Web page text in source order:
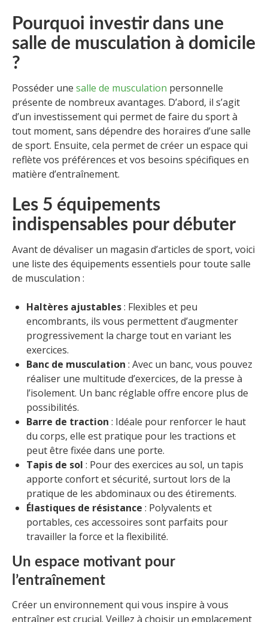
Pourquoi investir dans une
salle de musculation à domicile
?
Posséder une salle de musculation personnelle
présente de nombreux avantages. D’abord, il s’agit
d’un investissement qui permet de faire du sport à
tout moment, sans dépendre des horaires d’une salle
de sport. Ensuite, cela permet de créer un espace qui
reflète vos préférences et vos besoins spécifiques en
matière d’entraînement.
Les 5 équipements
indispensables pour débuter
Avant de dévaliser un magasin d’articles de sport, voici
une liste des équipements essentiels pour toute salle
de musculation :
Haltères ajustables: Flexibles et peu
encombrants, ils vous permettent d’augmenter
progressivement la charge tout en variant les
exercices.
Banc de musculation : Avec un banc, vous pouvez
réaliser une multitude d’exercices, de la presse à
l’isolement. Un banc réglable offre encore plus de
possibilités.
Barre de traction : Idéale pour renforcer le haut
du corps, elle est pratique pour les tractions et
peut être fixée dans une porte.
Tapis de sol : Pour des exercices au sol, un tapis
apporte confort et sécurité, surtout lors de la
pratique de les abdominaux ou des étirements.
Élastiques de résistance : Polyvalents et
portables, ces accessoires sont parfaits pour
travailler la force et la flexibilité.
Un espace motivant pour
l’entraînement
Créer un environnement qui vous inspire à vous
entraîner est crucial. Veillez à choisir un emplacement